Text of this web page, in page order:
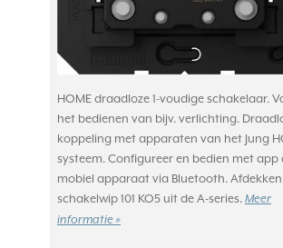
HOME draadloze 1-voudige schakelaar.
het bedienen van bijv. verlichting.
koppeling met apparaten van het Jung
systeem. Configureer en bedien met app
mobiel apparaat via Bluetooth.
schakelwip 101 KO5 uit de A-series. Meer
informatie »